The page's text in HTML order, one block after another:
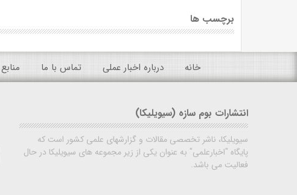
برچسب ها
خانه درباره اخبار عملی تماس با ما منابع
انتشارات بوم سازه (سیویلیکا)
سیویلیکا، ناشر تخصصی مقالات و گزارشهای علمی کشور است که
پایگاه "اخبارعلمی" به عنوان یکی از زیر مجموعه های سیویلیکا در حال
فعالیت می باشد.